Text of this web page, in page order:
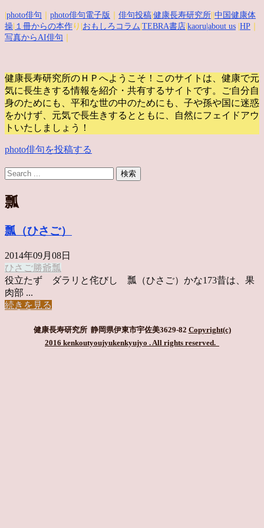
photo俳句 photo俳句電子版 俳句投稿 健康長寿研究所 中国健康体
操 １冊からの本作 り| おもしろコラム TEBRA書店 kaoru |about us HP
写真からAI俳句
健康長寿研究所のＨＰへようこそ！このサイトは、健康で元
気に長生きする情報を紹介・共有するサイトです。
ご自分自
身のためにも、平和な世の中のためにも、子や孫や国に迷惑
をかけず、元気で長生きするとともに、自然にフェイドアウ
トいたしましょう！
photo俳句を投稿する
瓢
瓢（ひさご）
2014年09月08日
ひさご勝爺瓢
役立たず ダラリと侘びし 瓢（ひさご）かな173昔は、果
肉部 ...
続きを見る
健康長寿研究所 静岡県伊東市宇佐美3629-82 Copyright(c)
2016 kenkoutyoujyukenkyujyo . All rights reserved.